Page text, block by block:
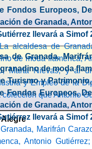
Fondos Europeos,
de Granada,
llevará a Simof
alcaldesa de
de moda flamenca,
Marta Nievas; y al
y Empleo de la
que Antonio
de Granada,
de moda
Turismo y
Fondos Europeos,
de Granada,
llevará a Simof
Marifrán
Antonio